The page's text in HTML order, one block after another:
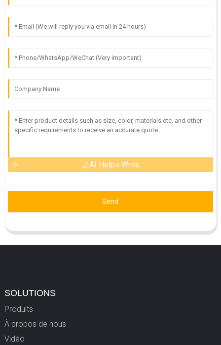
AI Helps Write
Send
SOLUTIONS
Produits
À propos de nous
Vidéo